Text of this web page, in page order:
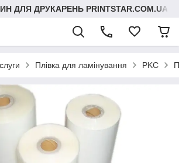
ДЛЯ ДРУКАРЕНЬ PRINTSTAR.COM.UA
Плівка для ламінування PKC